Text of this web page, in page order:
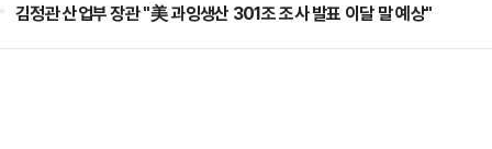
김정관 산업부 장관 "美 과잉생산 301조 조사 발표 이달 말 예상"